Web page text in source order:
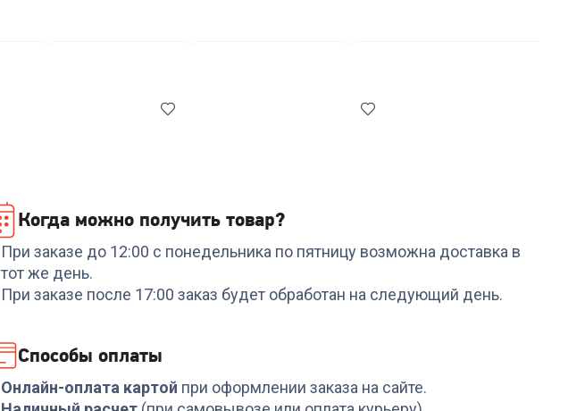
Код:6962351
Утюг PHILIPS
DST8020/20
14 999
Код:6996529
Гладильная доска
НИКА Haushalt P(HP1)
5 799
Код: 6671835
Отпариватель TEFAL
DV9000E0
Когда можно получить товар?
При заказе до 12:00 с понедельника по пятницу возможна доставка в
тот же день.
При заказе после 17:00 заказ будет обработан на следующий день.
Способы оплаты
Онлайн-оплата картой при оформлении заказа на сайте.